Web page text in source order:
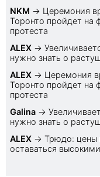
NKM → Церемония
Торонто пройдет на
протеста
ALEX →
нужно знать о
ALEX → Церемония
Торонто пройдет на
протеста
Galina →
нужно знать о
ALEX → Трюдо: цены
оставаться